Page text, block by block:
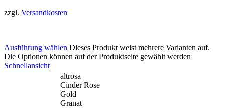
zzgl. Versandkosten
Ausführung wählen Dieses Produkt weist mehrere Varianten auf.
Die Optionen können auf der Produktseite gewählt werden
Schnellansicht
altrosa
Cinder Rose
Gold
Granat